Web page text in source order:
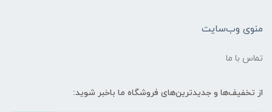
منوی وب‌سایت
تماس با ما
از تخفیف‌ها و جدیدترین‌های فروشگاه ما باخبر شوید: